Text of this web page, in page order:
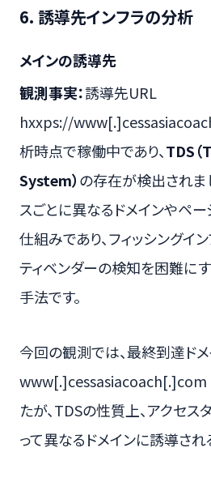
6. 誘導先インフラの分析
メインの誘導先
観測事実：誘導先URL
hxxps://
析時点で稼働中であり、TDS
System）の存在が検出されま
スごとに異なるドメインやペー
仕組みであり、フィッシングイ
ティベンダーの検知を困難に
手法です。
今回の観測では、最終到達ド
www[.]cessasiacoach[.]com
たが、TDSの性質上、アクセス
って異なるドメインに誘導され